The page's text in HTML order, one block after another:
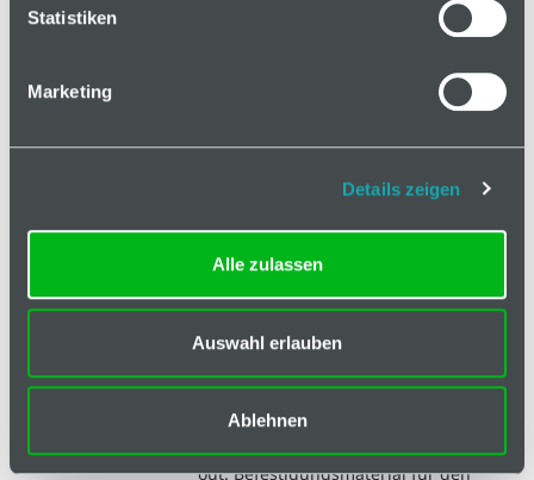
Statistiken
Marketing
Details zeigen
Alle zulassen
Auswahl erlauben
Ablehnen
Technische Spezifikation
nein
Eigenschaft gebürstet
4860 g
Lieferumfang
Inkl. Teleskopschienen, hold in-hold
out. Befestigungsmaterial für den